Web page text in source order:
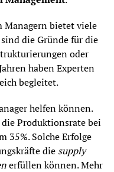
Managern bietet viele
die Gründe für die
oder
haben Experten
begleitet.
helfen können.
Produktionsrate bei
35%. Solche Erfolge
die supply
erfüllen können. Mehr